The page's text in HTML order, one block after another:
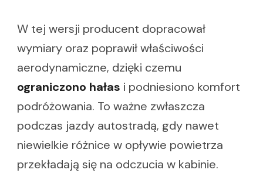
W tej wersji producent dopracował
wymiary oraz poprawił właściwości
aerodynamiczne, dzięki czemu
ograniczono hałas i podniesiono komfort
podróżowania. To ważne zwłaszcza
podczas jazdy autostradą, gdy nawet
niewielkie różnice w opływie powietrza
przekładają się na odczucia w kabinie.